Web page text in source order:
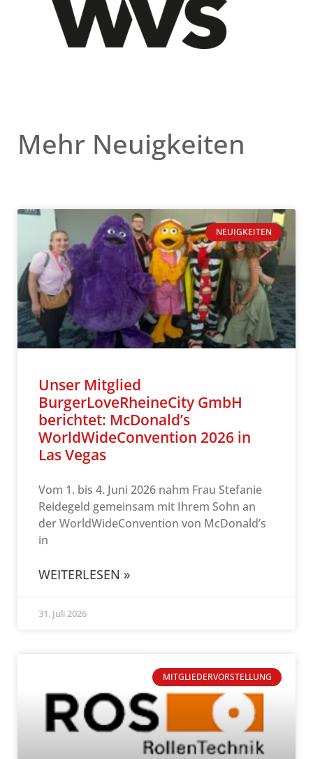
Mehr Neuigkeiten
NEUIGKEITEN
Unser Mitglied
BurgerLoveRheineCity GmbH
berichtet: McDonald’s
WorldWideConvention 2026 in
Las Vegas
Vom 1. bis 4. Juni 2026 nahm Frau Stefanie
Reidegeld gemeinsam mit Ihrem Sohn an
der WorldWideConvention von McDonald’s
in
WEITERLESEN »
31. Juli 2026
MITGLIEDERVORSTELLUNG